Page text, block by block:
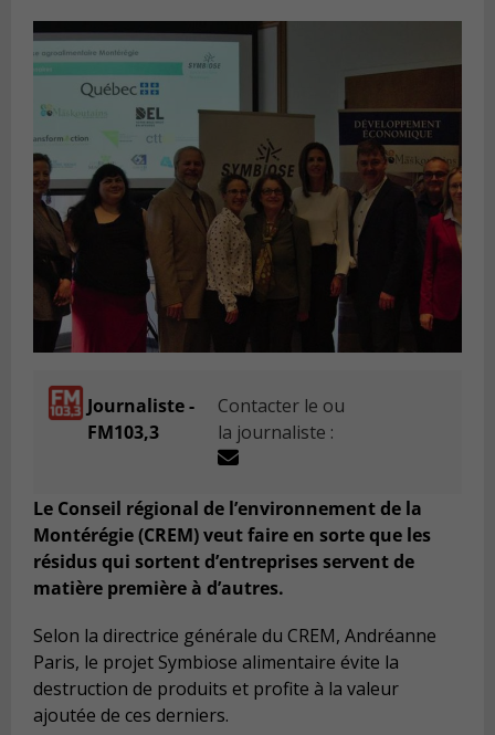
Journaliste -
FM103,3
Contacter le ou
la journaliste :
Le Conseil régional de l’environnement de la
Montérégie (CREM) veut faire en sorte que les
résidus qui sortent d’entreprises servent de
matière première à d’autres.
Selon la directrice générale du CREM, Andréanne
Paris, le projet Symbiose alimentaire évite la
destruction de produits et profite à la valeur
ajoutée de ces derniers.